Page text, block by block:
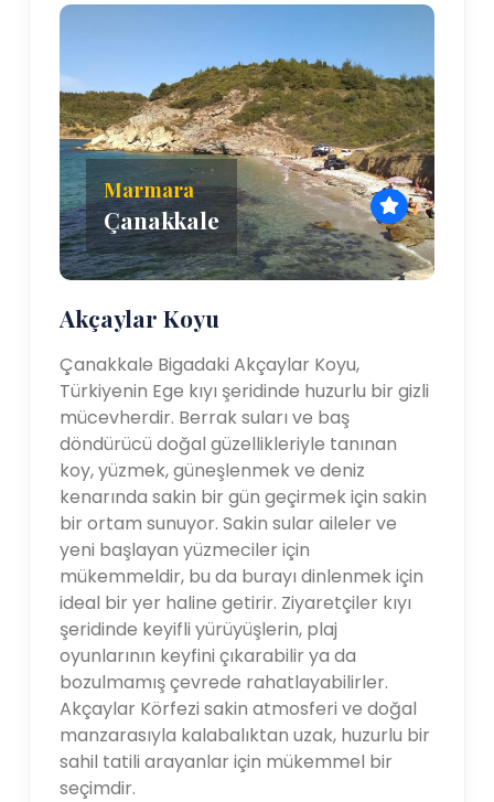
Marmara
Çanakkale
Akçaylar Koyu
Çanakkale Bigadaki Akçaylar Koyu,
Türkiyenin Ege kıyı şeridinde huzurlu bir gizli
mücevherdir. Berrak suları ve baş
döndürücü doğal güzellikleriyle tanınan
koy, yüzmek, güneşlenmek ve deniz
kenarında sakin bir gün geçirmek için sakin
bir ortam sunuyor. Sakin sular aileler ve
yeni başlayan yüzmeciler için
mükemmeldir, bu da burayı dinlenmek için
ideal bir yer haline getirir. Ziyaretçiler kıyı
şeridinde keyifli yürüyüşlerin, plaj
oyunlarının keyfini çıkarabilir ya da
bozulmamış çevrede rahatlayabilirler.
Akçaylar Körfezi sakin atmosferi ve doğal
manzarasıyla kalabalıktan uzak, huzurlu bir
sahil tatili arayanlar için mükemmel bir
seçimdir.